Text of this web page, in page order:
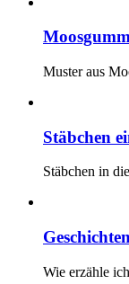
Muster aus
Stäbchen
Stäbchen in
Wie erzähle